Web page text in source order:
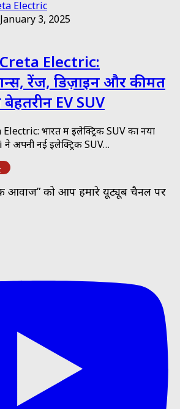
January 3, 2025
Electric:
रेंज, डिज़ाइन और कीमत
EV SUV
भारत में इलेक्ट्रिक SUV का नया
अपनी नई इलेक्ट्रिक SUV…
की आवाज” को आप हमारे यूट्यूब चैनल पर